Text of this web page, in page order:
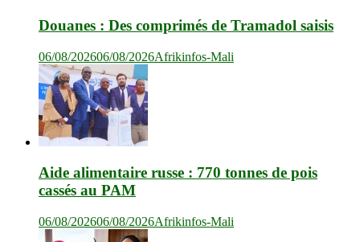
Douanes : Des comprimés de Tramadol saisis
06/08/202606/08/2026Afrikinfos-Mali
Aide alimentaire russe : 770 tonnes de pois
cassés au PAM
06/08/202606/08/2026Afrikinfos-Mali